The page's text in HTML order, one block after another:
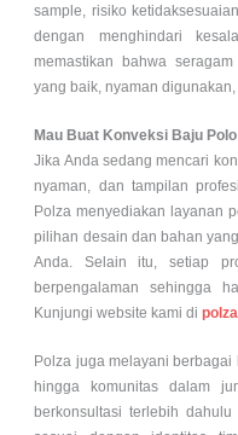
sample, risiko
dengan menghindari
memastikan bahwa
yang baik, nyaman
Mau Buat Konveksi Baju
Jika Anda sedang mencari
nyaman, dan tampilan
Polza menyediakan layanan
pilihan desain dan bahan
Anda. Selain itu, setiap
berpengalaman sehingga
Kunjungi website kami di
Polza juga melayani
hingga komunitas dalam
berkonsultasi terlebih